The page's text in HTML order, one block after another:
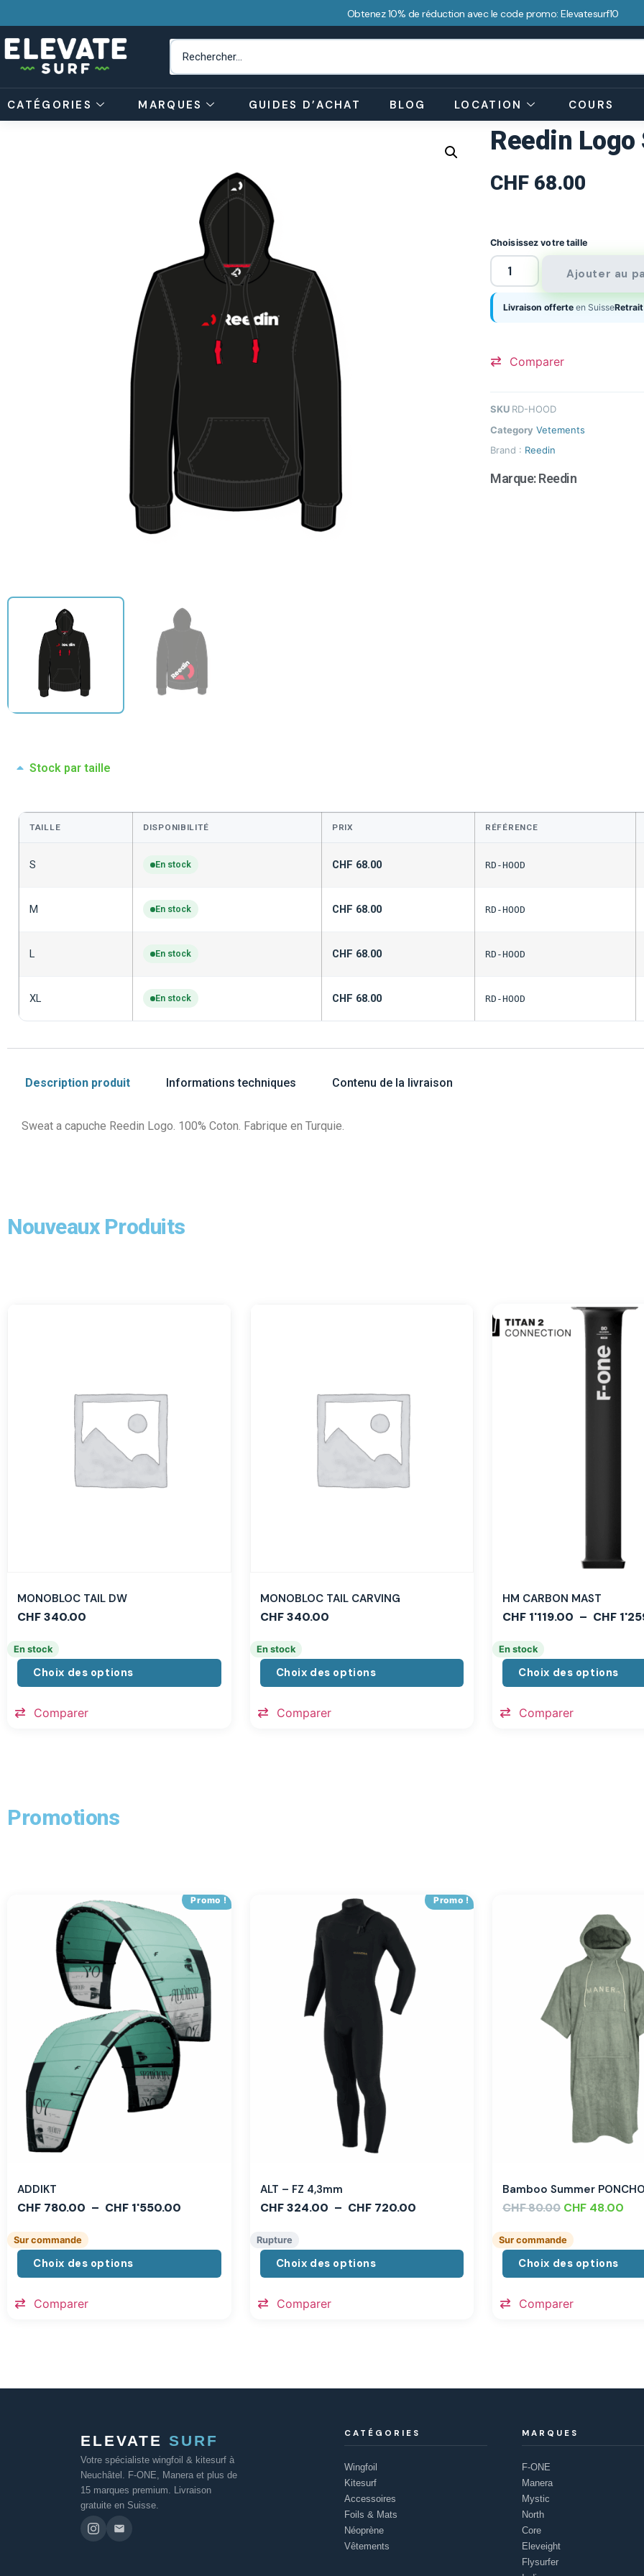
Obtenez 10% de réduction avec le code promo: Elevatesurf10
CATÉGORIES MARQUES GUIDES D’ACHAT BLOG LOCATION COURS
Reedin
CHF 68.00
Choisissez votre taille
Ajouter au
Livraison offerte en SuisseRetrait
Comparer
SKU RD-HOOD
Category Vetements
Brand : Reedin
Marque:Reedin
Stock par taille
TAILLE DISPONIBILITÉ PRIX RÉFÉRENCE
S En stock CHF 68.00 RD-HOOD
M En stock CHF 68.00 RD-HOOD
L En stock CHF 68.00 RD-HOOD
XL En stock CHF 68.00 RD-HOOD
Description produit Informations techniques Contenu de la livraison
Sweat a capuche Reedin Logo. 100% Coton. Fabrique en Turquie.
Nouveaux Produits
MONOBLOC TAIL DW
CHF340.00
En stock
Choix des options
Comparer
MONOBLOC TAIL CARVING
CHF340.00
En stock
Choix des options
Comparer
HM CARBON MAST
CHF 1'119.00 – CHF
En stock
Choix des options
Comparer
Promotions
Promo !
ADDIKT
CHF 780.00 – CHF 1'550.00
Sur commande
Choix des options
Comparer
Promo !
ALT – FZ 4,3mm
CHF324.00 – CHF720.00
Rupture
Choix des options
Comparer
Bamboo Summer PONCHO
CHF80.00 CHF 48.00
Sur commande
Choix des options
Comparer
ELEVATE SURF
Votre spécialiste wingfoil & kitesurf à
Neuchâtel. F-ONE, Manera et plus de
15 marques premium. Livraison
gratuite en Suisse.
CATÉGORIES
Wingfoil
Kitesurf
Accessoires
Foils & Mats
Néoprène
Vêtements
MARQUES
F-ONE
Manera
Mystic
North
Core
Eleveight
Flysurfer